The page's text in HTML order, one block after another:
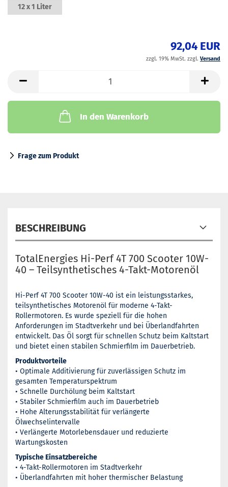
12 x 1 Liter
92,04 EUR
zzgl. 19% MwSt. zzgl. Versand
In den Warenkorb
Frage zum Produkt
BESCHREIBUNG
TotalEnergies Hi-Perf 4T 700 Scooter 10W-
40 – Teilsynthetisches 4-Takt-Motorenöl
Hi-Perf 4T 700 Scooter 10W-40 ist ein leistungsstarkes,
teilsynthetisches Motorenöl für moderne 4-Takt-
Rollermotoren. Es wurde speziell für die hohen
Anforderungen im Stadtverkehr und bei Überlandfahrten
entwickelt. Das Öl sorgt für schnellen Schutz beim Kaltstart
und bietet einen stabilen Schmierfilm im Dauerbetrieb.
Produktvorteile
• Optimale Additivierung für zuverlässigen Schutz im
gesamten Temperaturspektrum
• Schnelle Durchölung beim Kaltstart
• Stabiler Schmierfilm auch im Dauerbetrieb
• Hohe Alterungsstabilität für verlängerte
Ölwechselintervalle
• Verlängerte Motorlebensdauer und reduzierte
Wartungskosten
Typische Einsatzbereiche
• 4-Takt-Rollermotoren im Stadtverkehr
• Überlandfahrten mit hoher thermischer Belastung